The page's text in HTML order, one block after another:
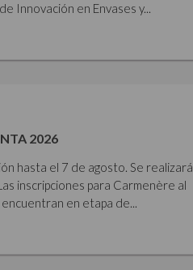
Innovación en Envases y...
2026
hasta el 7 de agosto. Se realizará
inscripciones para Carmenère al
en etapa de...